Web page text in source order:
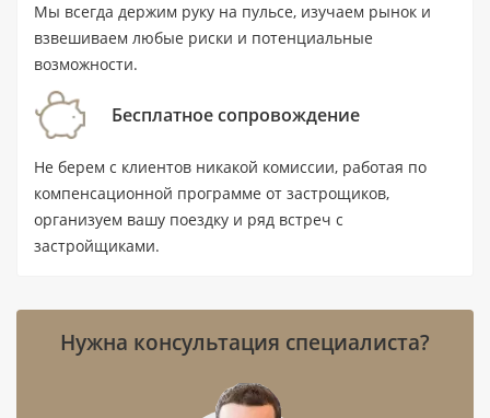
Тип недвижимости: квартира с 1
спальней и 2 ванными комнатами.
Цена: от 1 510 000 AED.
Статус: новостройка; передача
объекта — II квартал 2028 года.
Локация: Dubai Hills Estate, Дубай;
расстояние 9,3 км.
Расстояние до воды — 15 км, до
Мы всегда держим руку на пульсе, изучаем рынок и
взвешиваем любые риски и потенциальные
возможности.
Бесплатное сопровождение
Не берем с клиентов никакой комиссии, работая по
компенсационной программе от застрощиков,
организуем вашу поездку и ряд встреч с
застройщиками.
Нужна консультация специалиста?